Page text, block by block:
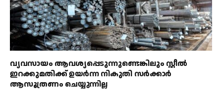
വ്യവസായം ആവശ്യപ്പെടുന്നുണ്ടെങ്കിലും സ്റ്റീൽ
ഇറക്കുമതിക്ക് ഉയർന്ന നികുതി സർക്കാർ
ആസൂത്രണം ചെയ്യുന്നില്ല